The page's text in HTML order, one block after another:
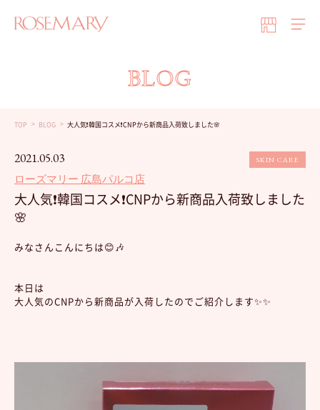
BLOG
TOP BLOG 大人気❗️韓国コスメ❗️CNPから新商品入荷致しました🌸
2021.05.03
ローズマリー 広島パルコ店
SKIN CARE
大人気❗️韓国コスメ❗️CNPから新商品入荷致しました
🌸
みなさんこんにちは😊🎶
本日は
大人気のCNPから新商品が入荷したのでご紹介します✨✨